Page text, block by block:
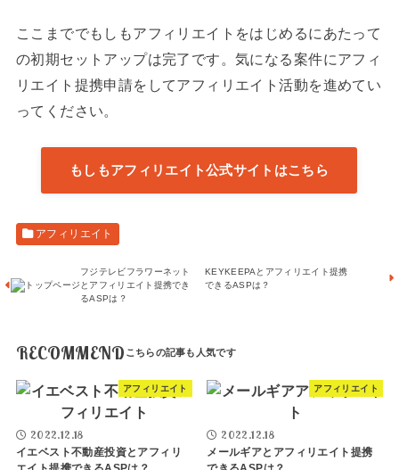
ここまででもしもアフィリエイトをはじめるにあたって
の初期セットアップは完了です。気になる案件にアフィ
リエイト提携申請をしてアフィリエイト活動を進めてい
ってください。
もしもアフィリエイト公式サイトはこちら
アフィリエイト
フジテレビフラワーネット
とアフィリエイト提携でき
るASPは？
KEYKEEPAとアフィリエイト提携
できるASPは？
RECOMMEND
アフィリエイト
2022.12.18
イエベスト不動産投資とアフィリ
アフィリエイト
2022.12.18
メールギアとアフィリエイト提携